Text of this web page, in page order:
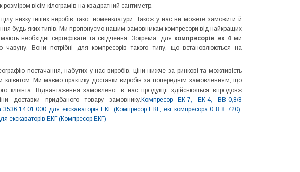
вісім кілограмів на квадратний сантиметр.
низку інших виробів такої номенклатури. Також у нас ви можете замовити й
будь-яких типів. Ми пропонуємо нашим замовникам компресори від найкращих
необхідні сертифікати та свідчення. Зокрема, для компресорів ек 4 ми
чавуну. Вони потрібні для компресорів такого типу, що встановлюються на
постачання, набутих у нас виробів, ціни нижче за ринкові та можливість
клієнтом. Ми маємо практику доставки виробів за попереднім замовленням, що
клієнта. Відвантаження замовленої в нас продукції здійснюється впродовж
доставки придбаного товару замовнику. Компресор ЕК-7, ЕК-4, ВВ-0,8/8
3536.14.01.000 для екскаваторів ЕКГ (Компресор ЕКГ, екг компресора 0 8 8 720),
екскаваторів ЕКГ (Компресор ЕКГ)